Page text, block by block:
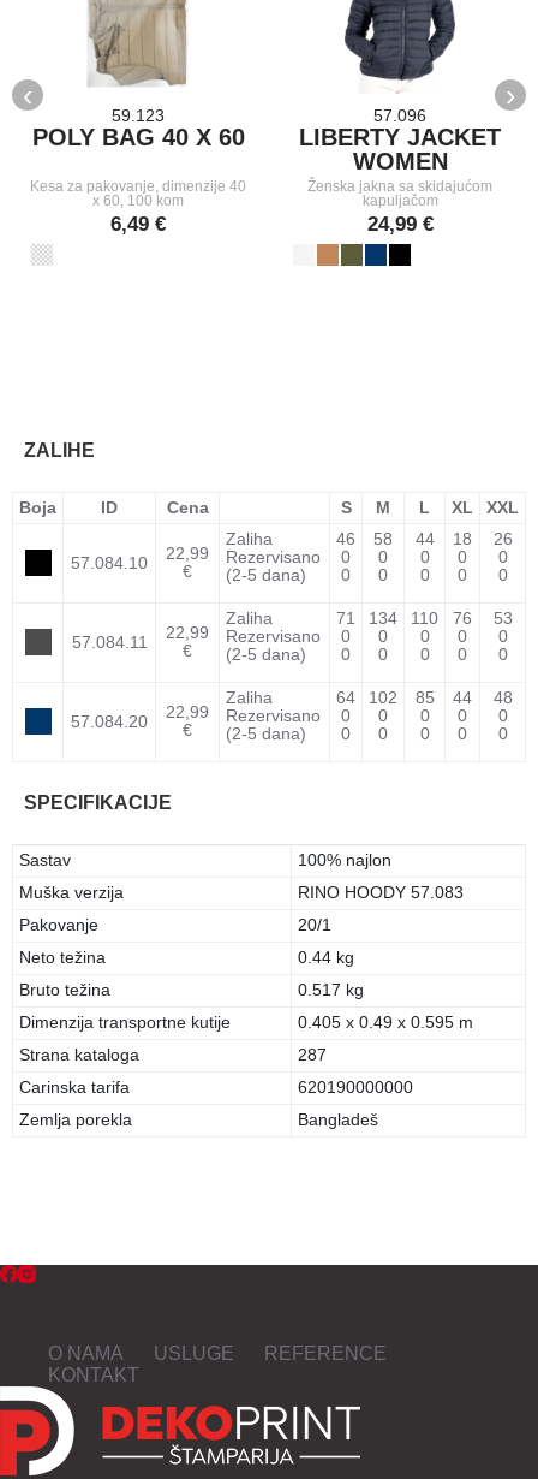
59.123
POLY BAG 40 X 60
Kesa za pakovanje, dimenzije 40
x 60, 100 kom
6,49 €
57.096
LIBERTY JACKET
WOMEN
Ženska jakna sa skidajućom
kapuljačom
24,99 €
‹ ›
ZALIHE
Boja ID Cena S M L XL XXL
57.084.10
22,99
€
Zaliha
Rezervisano
(2-5 dana)
46
0
0
58
0
0
44
0
0
18
0
0
26
0
0
57.084.11
22,99
€
Zaliha
Rezervisano
(2-5 dana)
71
0
0
134
0
0
110
0
0
76
0
0
53
0
0
57.084.20
22,99
€
Zaliha
Rezervisano
(2-5 dana)
64
0
0
102
0
0
85
0
0
44
0
0
48
0
0
SPECIFIKACIJE
Sastav
100% najlon
Muška verzija
RINO HOODY 57.083
Pakovanje
20/1
Neto težina
0.44 kg
Bruto težina
0.517 kg
Dimenzija transportne kutije
0.405 x 0.49 x 0.595 m
Strana kataloga
287
Carinska tarifa
620190000000
Zemlja porekla
Bangladeš
O NAMA USLUGE
REFERENCE
KONTAKT